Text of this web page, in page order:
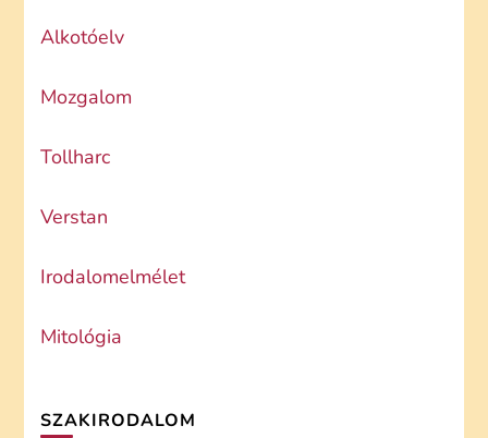
Alkotóelv
Mozgalom
Tollharc
Verstan
Irodalomelmélet
Mitológia
SZAKIRODALOM